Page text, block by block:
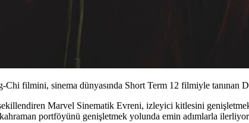
Chi filmini, sinema dünyasında Short Term 12 filmiyle tanınan
Marvel Sinematik Evreni, izleyici kitlesini
kahraman portföyünü genişletmek yolunda emin adımlarla